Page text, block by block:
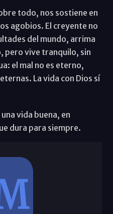
todo, nos sostiene en
agobios. El creyente no
del mundo, arrima
pero vive tranquilo, sin
el mal no es eterno,
La vida con Dios sí
vida buena, en
dura para siempre.